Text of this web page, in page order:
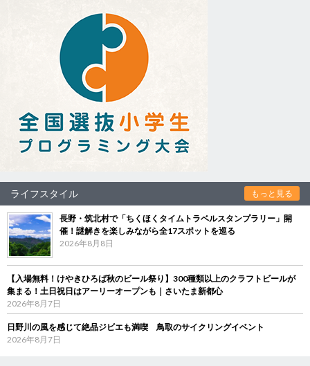
ライフスタイル もっと見る
長野・筑北村で「ちくほくタイムトラベルスタンプラリー」開
催！謎解きを楽しみながら全17スポットを巡る
2026年8月8日
【入場無料！けやきひろば秋のビール祭り】300種類以上のクラフトビールが
集まる！土日祝日はアーリーオープンも｜さいたま新都心
2026年8月7日
日野川の風を感じて絶品ジビエも満喫 鳥取のサイクリングイベント
2026年8月7日